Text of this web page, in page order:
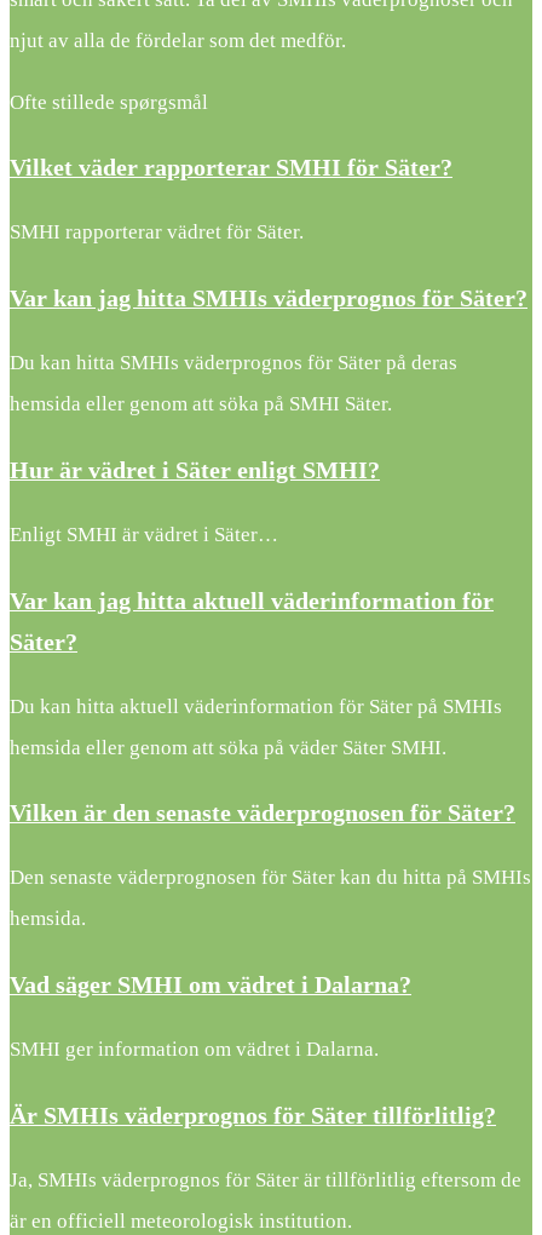
njut av alla de fördelar som det medför.
Ofte stillede spørgsmål
Vilket väder rapporterar SMHI för Säter?
SMHI rapporterar vädret för Säter.
Var kan jag hitta SMHIs väderprognos för Säter?
Du kan hitta SMHIs väderprognos för Säter på deras
hemsida eller genom att söka på SMHI Säter.
Hur är vädret i Säter enligt SMHI?
Enligt SMHI är vädret i Säter…
Var kan jag hitta aktuell väderinformation för
Säter?
Du kan hitta aktuell väderinformation för Säter på SMHIs
hemsida eller genom att söka på väder Säter SMHI.
Vilken är den senaste väderprognosen för Säter?
Den senaste väderprognosen för Säter kan du hitta på SMHIs
hemsida.
Vad säger SMHI om vädret i Dalarna?
SMHI ger information om vädret i Dalarna.
Är SMHIs väderprognos för Säter tillförlitlig?
Ja, SMHIs väderprognos för Säter är tillförlitlig eftersom de
är en officiell meteorologisk institution.